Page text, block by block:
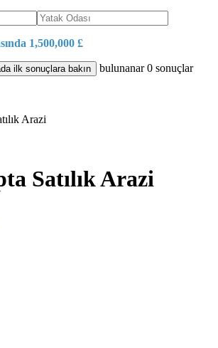
1,500,000 £
ilk sonuçlara bakın bulunanar0 sonuçlar
Arazi
Satılık Arazi